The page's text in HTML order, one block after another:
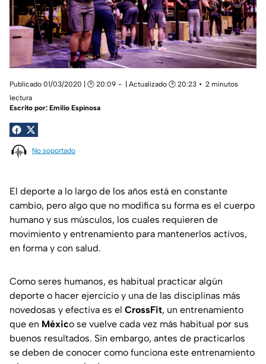
Publicado 01/03/2020 | 🕑 20:09 | Actualizado 🕑 20:23
2 minutos
lectura
Escrito por: Emilio Espinosa
No soportado
El deporte a lo largo de los años está en constante
cambio, pero algo que no modifica su forma es el cuerpo
humano y sus músculos, los cuales requieren de
movimiento y entrenamiento para mantenerlos activos,
en forma y con salud.
Como seres humanos, es habitual practicar algún
deporte o hacer ejercicio y una de las disciplinas más
novedosas y efectiva es el CrossFit, un entrenamiento
que en México se vuelve cada vez más habitual por sus
buenos resultados. Sin embargo, antes de practicarlos
se deben de conocer como funciona este entrenamiento